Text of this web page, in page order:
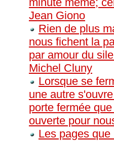
Jean Giono
Rien de plus
nous fichent la
par amour du
Michel Cluny
Lorsque se
une autre
porte fermée
ouverte pour
Les pages